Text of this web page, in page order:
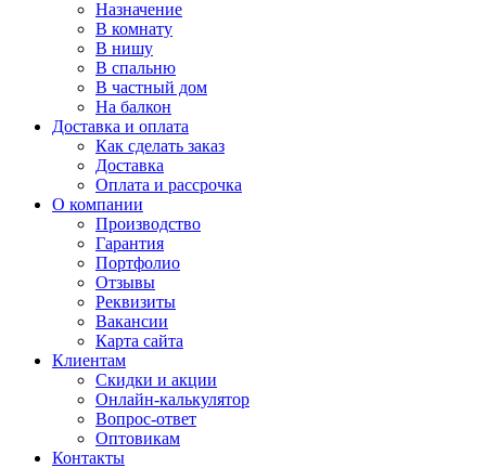
Назначение
В комнату
В нишу
В спальню
В частный дом
На балкон
Доставка и оплата
Как сделать заказ
Доставка
Оплата и рассрочка
О компании
Производство
Гарантия
Портфолио
Отзывы
Реквизиты
Вакансии
Карта сайта
Клиентам
Скидки и акции
Онлайн-калькулятор
Вопрос-ответ
Оптовикам
Контакты